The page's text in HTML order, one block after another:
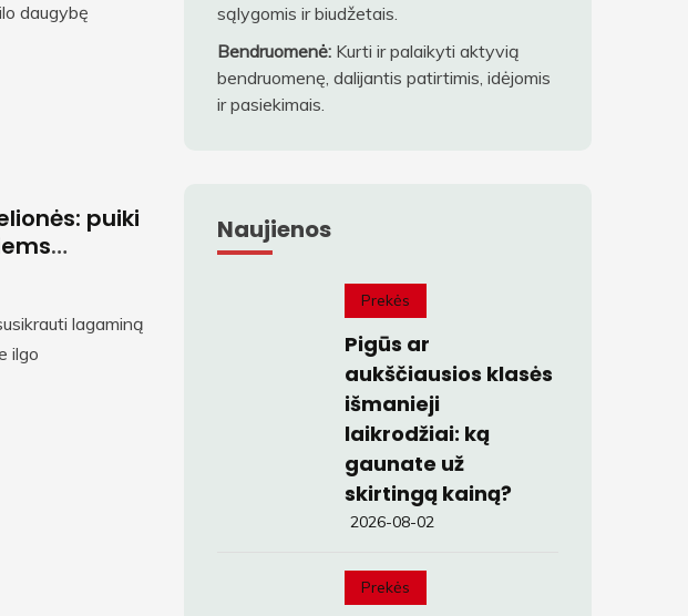
daugybę
puiki
lagaminą
ilgo
sąlygomis ir biudžetais.
Bendruomenė:Kurti ir palaikyti aktyvią
bendruomenę, dalijantis patirtimis, idėjomis
ir pasiekimais.
Naujienos
Prekės
Pigūs ar
aukščiausios klasės
išmanieji
laikrodžiai: ką
gaunate už
skirtingą kainą?
2026-08-02
Prekės